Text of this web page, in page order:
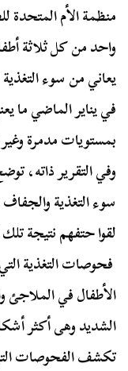
منظمة الأم المتحدة
واحد من كل ثلاثة
في يناير الماضي ما
بمستويات مدمرة
وفي التقرير ذاته،
سوء التغذية
لقوا حتفهم نتيجة تلك
الأطفال في الملاجئ
الشديد وهى أكثر
تكشف الفحوصات